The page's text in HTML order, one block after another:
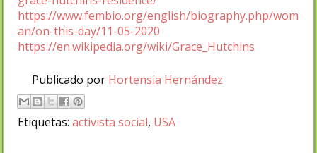
https://www.fembio.org/english/biography.php/wom
an/on-this-day/11-05-2020
https://en.wikipedia.org/wiki/Grace_Hutchins
Publicado por Hortensia Hernández
Etiquetas: activista social, USA